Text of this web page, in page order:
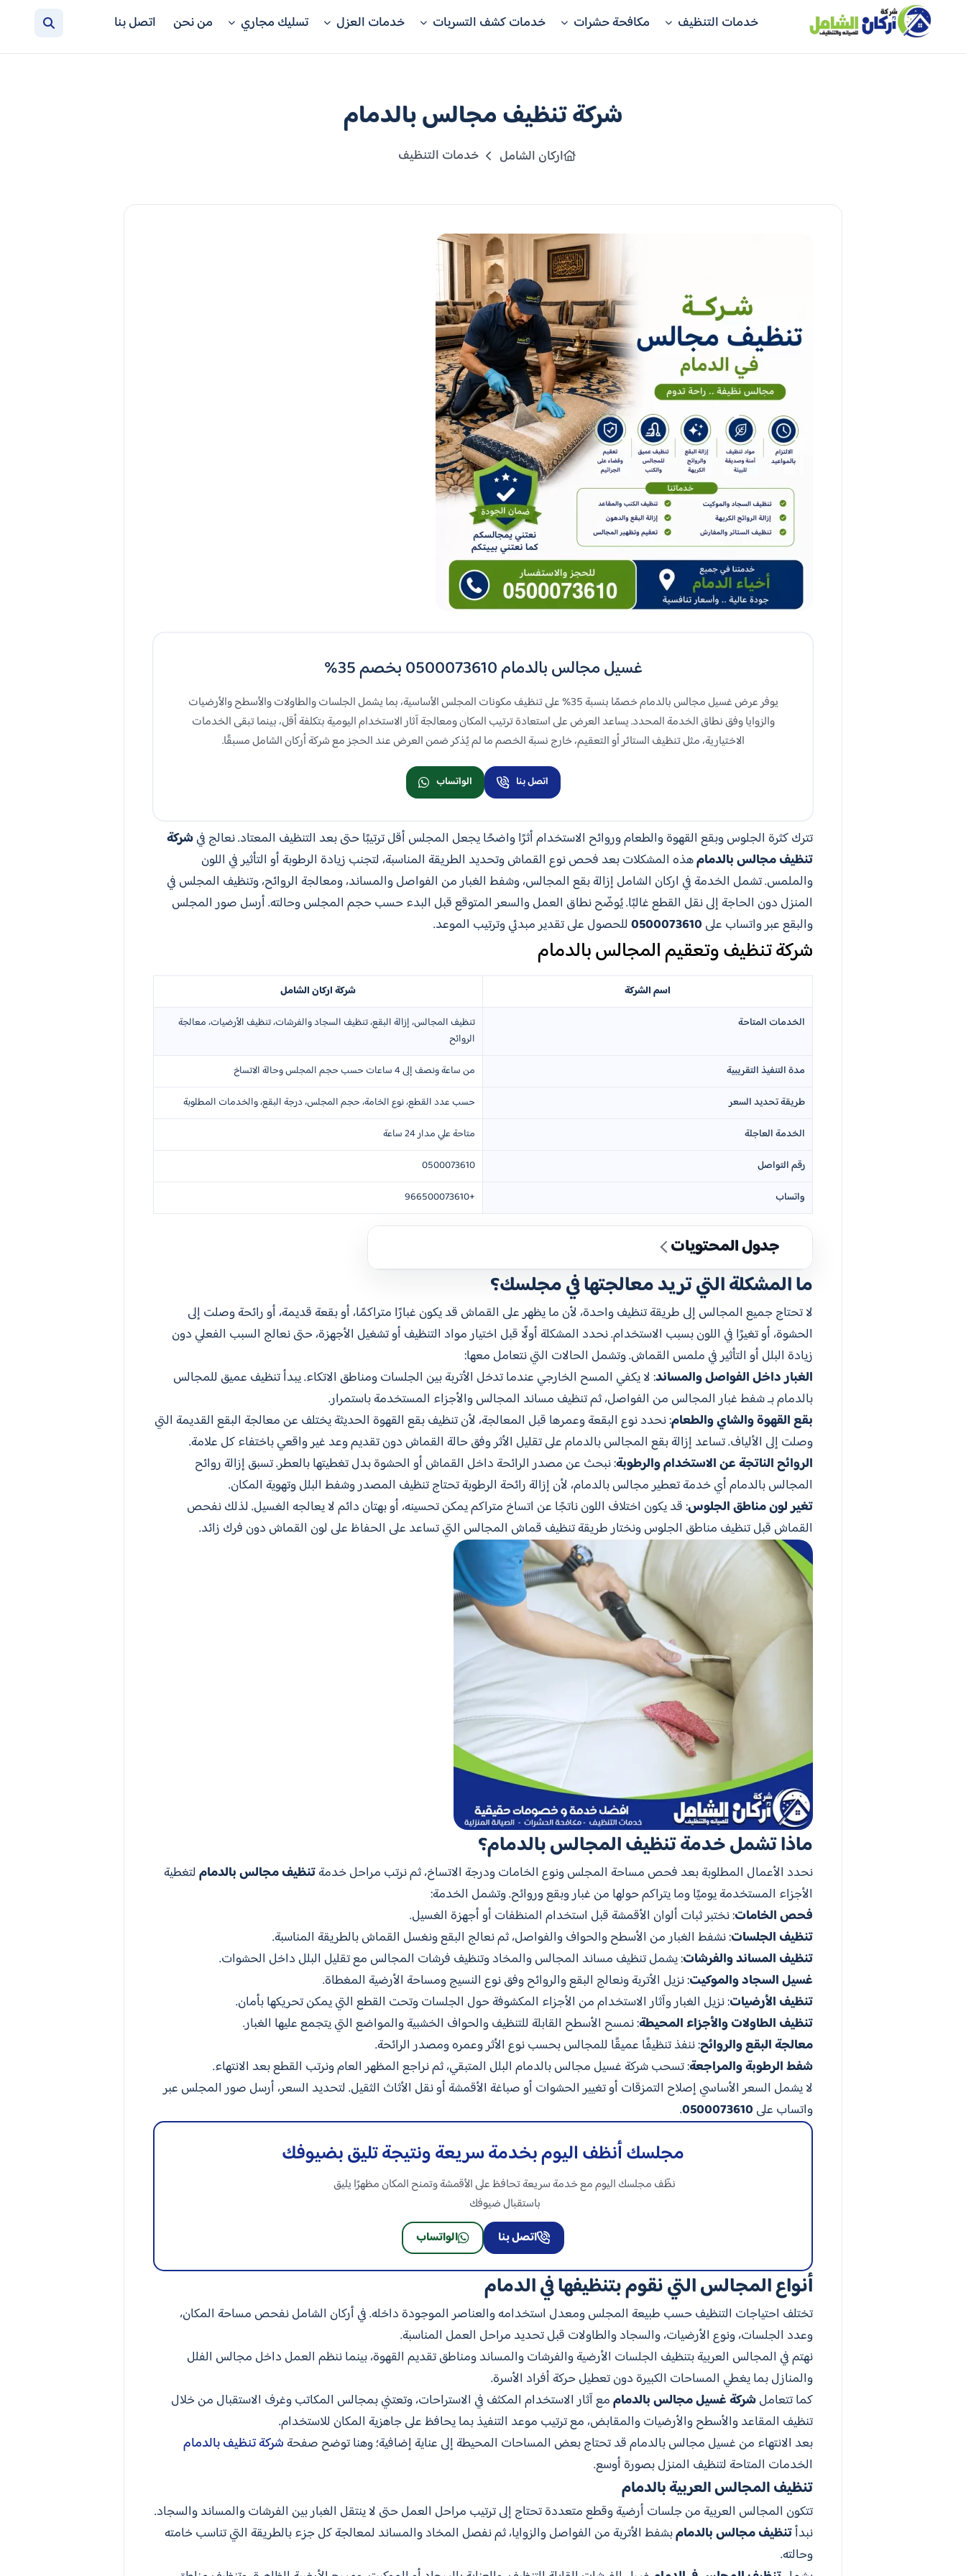
خدمات التنظيف مكافحة حشرات خدمات كشف التسربات خدمات العزل تسليك مجاري من نحن اتصل بنا
شركة تنظيف مجالس بالدمام
اركان الشامل خدمات التنظيف
غسيل مجالس بالدمام 0500073610 بخصم 35%
يوفر عرض غسيل مجالس بالدمام خصمًا بنسبة 35% على تنظيف مكونات المجلس الأساسية، بما يشمل الجلسات والطاولات والأسطح والأرضيات
والزوايا وفق نطاق الخدمة المحدد. يساعد العرض على استعادة ترتيب المكان ومعالجة آثار الاستخدام اليومية بتكلفة أقل، بينما تبقى الخدمات
الاختيارية، مثل تنظيف الستائر أو التعقيم، خارج نسبة الخصم ما لم يُذكر ضمن العرض عند الحجز مع شركة أركان الشامل مسبقًا.
اتصل بنا الواتساب
تترك كثرة الجلوس وبقع القهوة والطعام وروائح الاستخدام أثرًا واضحًا يجعل المجلس أقل ترتيبًا حتى بعد التنظيف المعتاد. نعالج فيشركة
تنظيف مجالس بالدمامهذه المشكلات بعد فحص نوع القماش وتحديد الطريقة المناسبة، لتجنب زيادة الرطوبة أو التأثير في اللون
والملمس. تشمل الخدمة في اركان الشامل إزالة بقع المجالس، وشفط الغبار من الفواصل والمساند، ومعالجة الروائح، وتنظيف المجلس في
المنزل دون الحاجة إلى نقل القطع غالبًا. يُوضّح نطاق العمل والسعر المتوقع قبل البدء حسب حجم المجلس وحالته. أرسل صور المجلس
والبقع عبر واتساب على 0500073610 للحصول على تقدير مبدئي وترتيب الموعد.
شركة تنظيف وتعقيم المجالس بالدمام
اسم الشركة
شركة اركان الشامل
الخدمات المتاحة
تنظيف المجالس، إزالة البقع، تنظيف السجاد والفرشات، تنظيف الأرضيات، معالجة
الروائح
مدة التنفيذ التقريبية
من ساعة ونصف إلى 4 ساعات حسب حجم المجلس وحالة الاتساخ
طريقة تحديد السعر
حسب عدد القطع، نوع الخامة، حجم المجلس، درجة البقع، والخدمات المطلوبة
الخدمة العاجلة
متاحة علي مدار 24 ساعة
رقم التواصل
0500073610
واتساب
+966500073610
جدول المحتويات
ما المشكلة التي تريد معالجتها في مجلسك؟
لا تحتاج جميع المجالس إلى طريقة تنظيف واحدة، لأن ما يظهر على القماش قد يكون غبارًا متراكمًا، أو بقعة قديمة، أو رائحة وصلت إلى
الحشوة، أو تغيرًا في اللون بسبب الاستخدام. نحدد المشكلة أولًا قبل اختيار مواد التنظيف أو تشغيل الأجهزة، حتى نعالج السبب الفعلي دون
زيادة البلل أو التأثير في ملمس القماش. وتشمل الحالات التي نتعامل معها:
الغبار داخل الفواصل والمساند: لا يكفي المسح الخارجي عندما تدخل الأتربة بين الجلسات ومناطق الاتكاء. يبدأ تنظيف عميق للمجالس
بالدمام بـ شفط غبار المجالس من الفواصل، ثم تنظيف مساند المجالس والأجزاء المستخدمة باستمرار.
بقع القهوة والشاي والطعام: نحدد نوع البقعة وعمرها قبل المعالجة، لأن تنظيف بقع القهوة الحديثة يختلف عن معالجة البقع القديمة التي
وصلت إلى الألياف. تساعد إزالة بقع المجالس بالدمام على تقليل الأثر وفق حالة القماش دون تقديم وعد غير واقعي باختفاء كل علامة.
الروائح الناتجة عن الاستخدام والرطوبة: نبحث عن مصدر الرائحة داخل القماش أو الحشوة بدل تغطيتها بالعطر. تسبق إزالة روائح
المجالس بالدمام أي خدمة تعطير مجالس بالدمام، لأن إزالة رائحة الرطوبة تحتاج تنظيف المصدر وشفط البلل وتهوية المكان.
تغير لون مناطق الجلوس: قد يكون اختلاف اللون ناتجًا عن اتساخ متراكم يمكن تحسينه، أو بهتان دائم لا يعالجه الغسيل. لذلك نفحص
القماش قبل تنظيف مناطق الجلوس ونختار طريقة تنظيف قماش المجالس التي تساعد على الحفاظ على لون القماش دون فرك زائد.
ماذا تشمل خدمة تنظيف المجالس بالدمام؟
نحدد الأعمال المطلوبة بعد فحص مساحة المجلس ونوع الخامات ودرجة الاتساخ، ثم نرتب مراحل خدمةتنظيف مجالس بالدمام لتغطية
الأجزاء المستخدمة يوميًا وما يتراكم حولها من غبار وبقع وروائح. وتشمل الخدمة:
فحص الخامات: نختبر ثبات ألوان الأقمشة قبل استخدام المنظفات أو أجهزة الغسيل.
تنظيف الجلسات: نشفط الغبار من الأسطح والحواف والفواصل، ثم نعالج البقع ونغسل القماش بالطريقة المناسبة.
تنظيف المساند والفرشات: يشمل تنظيف مساند المجالس والمخاد وتنظيف فرشات المجالس مع تقليل البلل داخل الحشوات.
غسيل السجاد والموكيت: نزيل الأتربة ونعالج البقع والروائح وفق نوع النسيج ومساحة الأرضية المغطاة.
تنظيف الأرضيات: نزيل الغبار وآثار الاستخدام من الأجزاء المكشوفة حول الجلسات وتحت القطع التي يمكن تحريكها بأمان.
تنظيف الطاولات والأجزاء المحيطة: نمسح الأسطح القابلة للتنظيف والحواف الخشبية والمواضع التي يتجمع عليها الغبار.
معالجة البقع والروائح: ننفذ تنظيفًا عميقًا للمجالس بحسب نوع الأثر وعمره ومصدر الرائحة.
شفط الرطوبة والمراجعة: تسحب شركة غسيل مجالس بالدمام البلل المتبقي، ثم نراجع المظهر العام ونرتب القطع بعد الانتهاء.
لا يشمل السعر الأساسي إصلاح التمزقات أو تغيير الحشوات أو صباغة الأقمشة أو نقل الأثاث الثقيل. لتحديد السعر، أرسل صور المجلس عبر
واتساب على 0500073610
.
مجلسك أنظف اليوم بخدمة سريعة ونتيجة تليق بضيوفك
نظّف مجلسك اليوم مع خدمة سريعة تحافظ على الأقمشة وتمنح المكان مظهرًا يليق
باستقبال ضيوفك
اتصل بنا
الواتساب
أنواع المجالس التي نقوم بتنظيفها في الدمام
تختلف احتياجات التنظيف حسب طبيعة المجلس ومعدل استخدامه والعناصر الموجودة داخله. في أركان الشامل نفحص مساحة المكان،
وعدد الجلسات، ونوع الأرضيات، والسجاد والطاولات قبل تحديد مراحل العمل المناسبة.
نهتم في المجالس العربية بتنظيف الجلسات الأرضية والفرشات والمساند ومناطق تقديم القهوة، بينما ننظم العمل داخل مجالس الفلل
والمنازل بما يغطي المساحات الكبيرة دون تعطيل حركة أفراد الأسرة.
كما تتعاملشركة غسيل مجالس بالدماممع آثار الاستخدام المكثف في الاستراحات، وتعتني بمجالس المكاتب وغرف الاستقبال من خلال
تنظيف المقاعد والأسطح والأرضيات والمقابض، مع ترتيب موعد التنفيذ بما يحافظ على جاهزية المكان للاستخدام.
بعد الانتهاء من غسيل مجالس بالدمام قد تحتاج بعض المساحات المحيطة إلى عناية إضافية؛ وهنا توضح صفحةشركة تنظيف بالدمام
الخدمات المتاحة لتنظيف المنزل بصورة أوسع.
تنظيف المجالس العربية بالدمام
تتكون المجالس العربية من جلسات أرضية وقطع متعددة تحتاج إلى ترتيب مراحل العمل حتى لا ينتقل الغبار بين الفرشات والمساند والسجاد.
نبدأتنظيف مجالس بالدمامبشفط الأتربة من الفواصل والزوايا، ثم نفصل المخاد والمساند لمعالجة كل جزء بالطريقة التي تناسب خامته
وحالته.